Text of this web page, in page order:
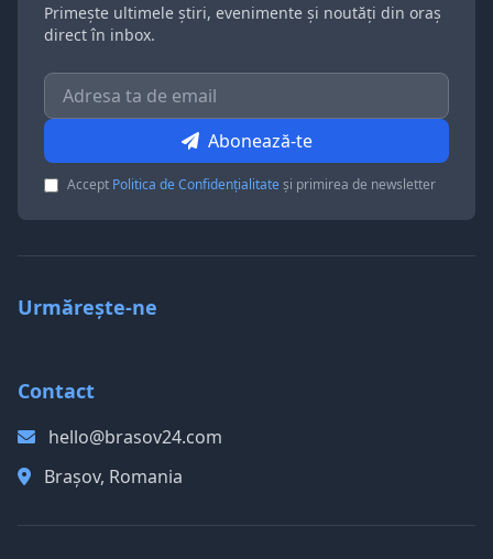
Primește ultimele știri, evenimente și noutăți din oraș
direct în inbox.
Abonează-te
Accept Politica de Confidențialitateși primirea de newsletter
Urmărește-ne
Contact
hello@brasov24.com
Brașov, Romania